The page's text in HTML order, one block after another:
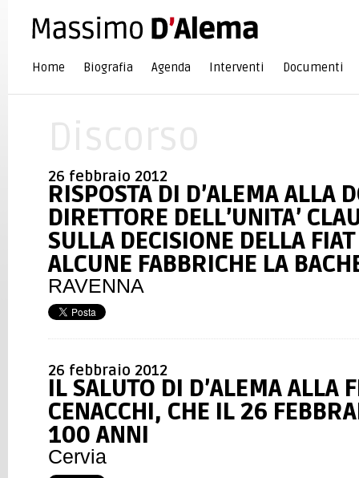
Home Biografia Agenda Interventi Documenti
26 febbraio 2012
RISPOSTA DI D’ALEMA ALLA
DIRETTORE DELL’UNITA’
SULLA DECISIONE DELLA
ALCUNE FABBRICHE LA
RAVENNA
26 febbraio 2012
IL SALUTO DI D’ALEMA ALLA
CENACCHI, CHE IL 26
100 ANNI
Cervia